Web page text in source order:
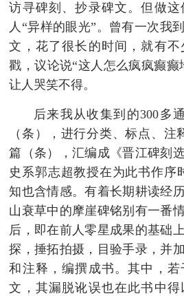
访寻碑刻、抄录碑文。但做
人“异样的眼光”。曾有一次我
文，花了很长的时间，就有
戳，议论说“这人怎么疯疯癫癫
让人哭笑不得。
后来我从收集到的300多
（条），进行分类、标点、注
篇（条），汇编成《晋江碑刻
史系郭志超教授在为此书作序
知也含情感。有着长期耕读经
山衰草中的摩崖碑铭别有一番
后，即在前人零星成果的基础
探，捶拓拍摄，目验手录，并
和注释，编撰成书。其中，
文，其漏脱讹误也在此书中